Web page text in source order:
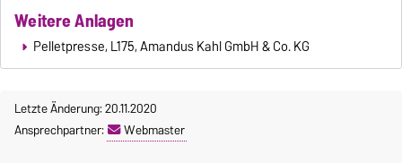
Weitere Anlagen
Pelletpresse, L175, Amandus Kahl GmbH & Co. KG
Letzte Änderung: 20.11.2020
Ansprechpartner:
Webmaster